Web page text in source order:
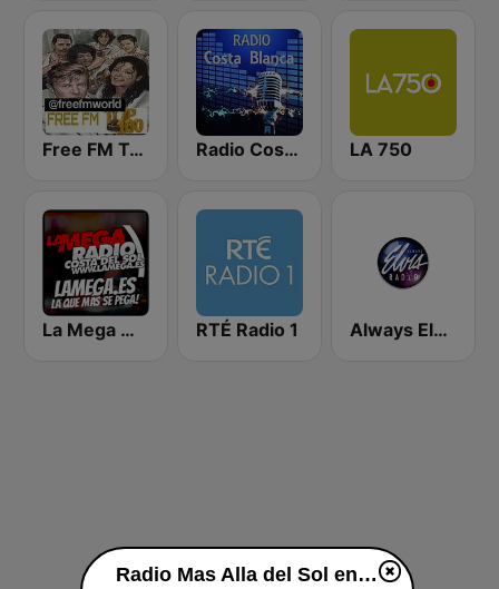
Free FM Top 100 Radio Costa Blanca LA 750
La Mega Malaga RTÉ Radio 1 Always Elvis Radio
Radio Mas Alla del Sol en vivo